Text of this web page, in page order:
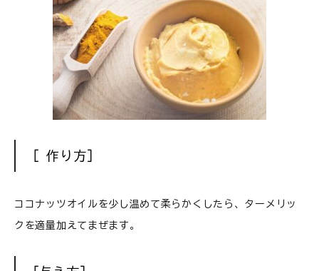
［ 作り方］
ココナッツオイルを少し温めて柔らかくしたら、ターメリッ
クを適量加えてまぜます。